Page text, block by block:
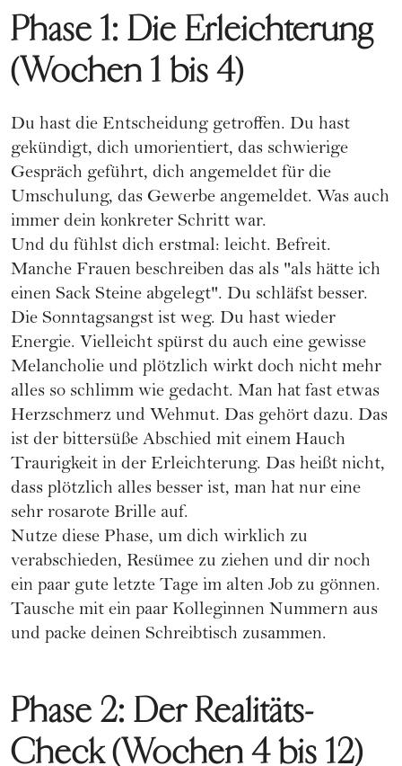
Phase 1: Die Erleichterung
(Wochen 1 bis 4)
Du hast die Entscheidung getroffen. Du hast
gekündigt, dich umorientiert, das schwierige
Gespräch geführt, dich angemeldet für die
Umschulung, das Gewerbe angemeldet. Was auch
immer dein konkreter Schritt war.
Und du fühlst dich erstmal: leicht. Befreit.
Manche Frauen beschreiben das als "als hätte ich
einen Sack Steine abgelegt". Du schläfst besser.
Die Sonntagsangst ist weg. Du hast wieder
Energie. Vielleicht spürst du auch eine gewisse
Melancholie und plötzlich wirkt doch nicht mehr
alles so schlimm wie gedacht. Man hat fast etwas
Herzschmerz und Wehmut. Das gehört dazu. Das
ist der bittersüße Abschied mit einem Hauch
Traurigkeit in der Erleichterung. Das heißt nicht,
dass plötzlich alles besser ist, man hat nur eine
sehr rosarote Brille auf.
Nutze diese Phase, um dich wirklich zu
verabschieden, Resümee zu ziehen und dir noch
ein paar gute letzte Tage im alten Job zu gönnen.
Tausche mit ein paar Kolleginnen Nummern aus
und packe deinen Schreibtisch zusammen.
Phase 2: Der Realitäts-
Check (Wochen 4 bis 12)